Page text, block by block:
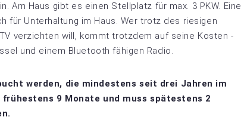
Am Haus gibt es einen Stellplatz für max. 3 PKW. Eine
für Unterhaltung im Haus. Wer trotz des riesigen
verzichten will, kommt trotzdem auf seine Kosten -
und einem Bluetooth fähigen Radio.
werden, die mindestens seit drei Jahren im
9 Monate und muss spätestens 2